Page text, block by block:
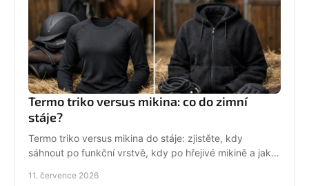
Termo triko versus mikina: co do zimní
stáje?
Termo triko versus mikina do stáje: zjistěte, kdy
sáhnout po funkční vrstvě, kdy po hřejivé mikině a jak
11. července 2026